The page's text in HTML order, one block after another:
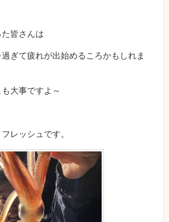
皆さんは
ぎて疲れが出始めるころかもしれま
大事ですよ～
レッシュです。